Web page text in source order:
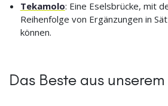
Tekamolo: Eine Eselsbrücke, mit
Reihenfolge von Ergänzungen in
können.
Das Beste aus